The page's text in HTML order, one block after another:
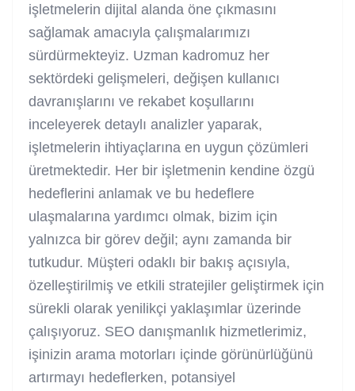
işletmelerin dijital alanda öne çıkmasını
sağlamak amacıyla çalışmalarımızı
sürdürmekteyiz. Uzman kadromuz her
sektördeki gelişmeleri, değişen kullanıcı
davranışlarını ve rekabet koşullarını
inceleyerek detaylı analizler yaparak,
işletmelerin ihtiyaçlarına en uygun çözümleri
üretmektedir. Her bir işletmenin kendine özgü
hedeflerini anlamak ve bu hedeflere
ulaşmalarına yardımcı olmak, bizim için
yalnızca bir görev değil; aynı zamanda bir
tutkudur. Müşteri odaklı bir bakış açısıyla,
özelleştirilmiş ve etkili stratejiler geliştirmek için
sürekli olarak yenilikçi yaklaşımlar üzerinde
çalışıyoruz. SEO danışmanlık hizmetlerimiz,
işinizin arama motorları içinde görünürlüğünü
artırmayı hedeflerken, potansiyel